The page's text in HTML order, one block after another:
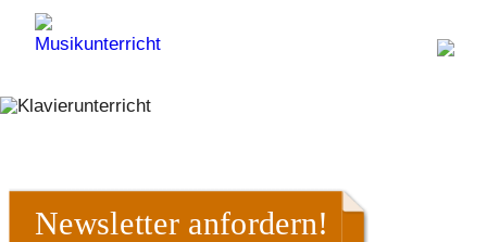
Newsletter anfordern!